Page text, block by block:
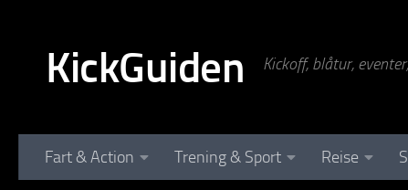
KickGuiden Kickoff, blåtur,
Fart & Action Trening & Sport Reise